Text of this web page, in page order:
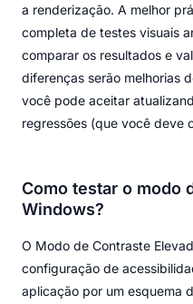
a renderização. A melhor
completa de testes visuais
comparar os resultados e
diferenças serão melhorias
você pode aceitar
regressões (que você deve
Como testar o modo
Windows?
O Modo de Contraste
configuração de
aplicação por um esquema